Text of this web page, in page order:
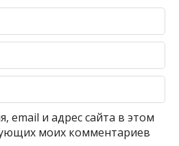
email и адрес сайта в этом
моих комментариев